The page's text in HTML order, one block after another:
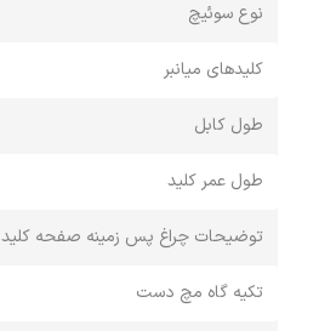
نوع سوئیچ
کلیدهای میانبر
طول کابل
طول عمر کلید
توضیحات چراغ‌ پس زمینه صفحه کلید
تکیه گاه مچ دست